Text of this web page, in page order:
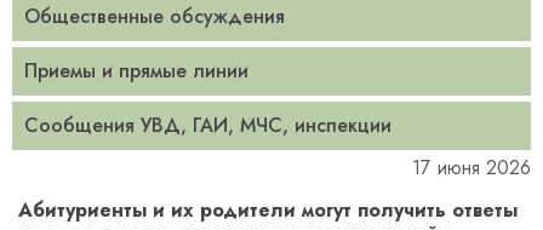
Общественные обсуждения
Приемы и прямые линии
Сообщения УВД, ГАИ, МЧС, инспекции
17 июня 2026
Абитуриенты и их родители могут получить ответы